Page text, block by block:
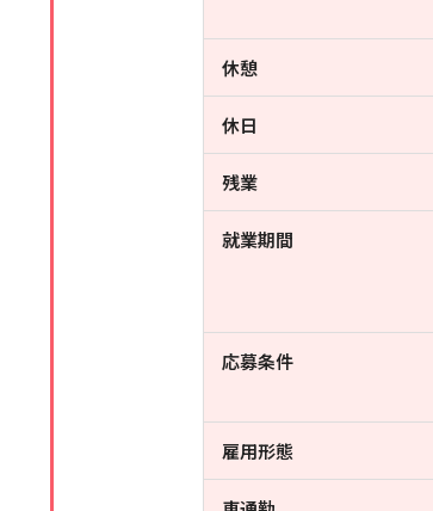
休憩
休日
残業
就業期間
応募条件
雇用形態